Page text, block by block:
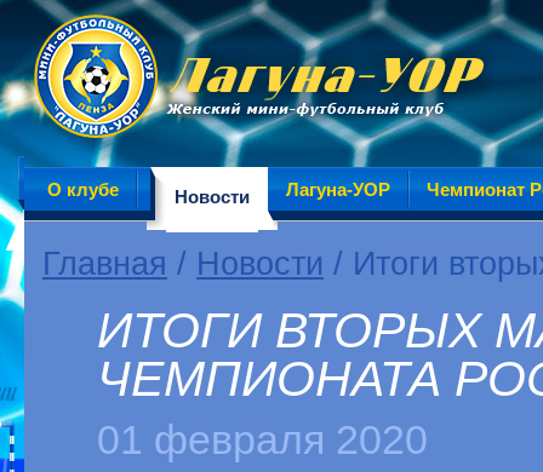
О клубе Новости Лагуна-УОР Чемпионат
Главная / Новости / Итоги
ИТОГИ ВТОРЫХ
ЧЕМПИОНАТА
01 февраля 2020